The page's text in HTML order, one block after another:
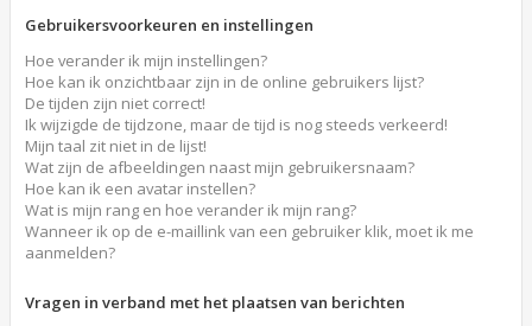
Gebruikersvoorkeuren en instellingen
Hoe verander ik mijn instellingen?
Hoe kan ik onzichtbaar zijn in de online gebruikers lijst?
De tijden zijn niet correct!
Ik wijzigde de tijdzone, maar de tijd is nog steeds verkeerd!
Mijn taal zit niet in de lijst!
Wat zijn de afbeeldingen naast mijn gebruikersnaam?
Hoe kan ik een avatar instellen?
Wat is mijn rang en hoe verander ik mijn rang?
Wanneer ik op de e-maillink van een gebruiker klik, moet ik me
aanmelden?
Vragen in verband met het plaatsen van berichten